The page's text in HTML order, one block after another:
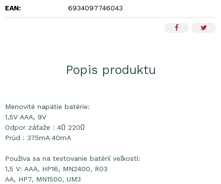
EAN: 6934097746043
Popis produktu
Menovité napätie batérie:
1,5V AAA, 9V
Odpor záťaže：4Ω 220Ω
Prúd：375mA 40mA
Používa sa na testovanie batérií veľkostí:
1,5 V: AAA, HP16, MN2400, R03
AA, HP7, MN1500, UM3